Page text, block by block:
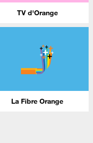
TV d'Orange
La Fibre Orange